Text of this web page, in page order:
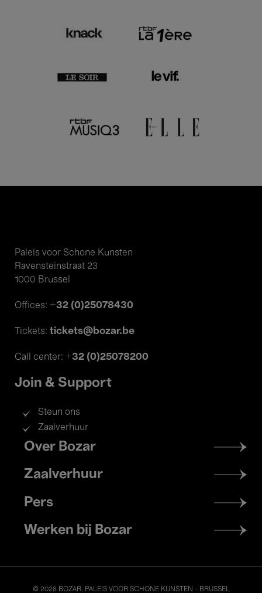
Paleis voor Schone Kunsten
Ravensteinstraat 23
1000 Brussel
Offices: +32 (0)25078430
Tickets: tickets@bozar.be
Call center: +32 (0)25078200
Join & Support
Steun ons
Zaalverhuur
Footer
menu
Over Bozar
Zaalverhuur
Pers
Werken bij Bozar
© 2026 BOZAR. PALEIS VOOR SCHONE KUNSTEN - BRUSSEL